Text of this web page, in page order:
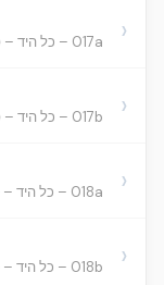
017a – כל היד – פרק שני – נדה, דף יז ע”א ›
017b – כל היד – פרק שני – נדה, דף יז ע”ב ›
018a – כל היד – פרק שני – נדה, דף יח ע”א ›
018b – כל היד – פרק שני – נדה, דף יח ע”ב ›